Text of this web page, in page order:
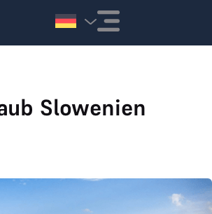
Slowenien
– 26. Mai 2024 Royal Bled